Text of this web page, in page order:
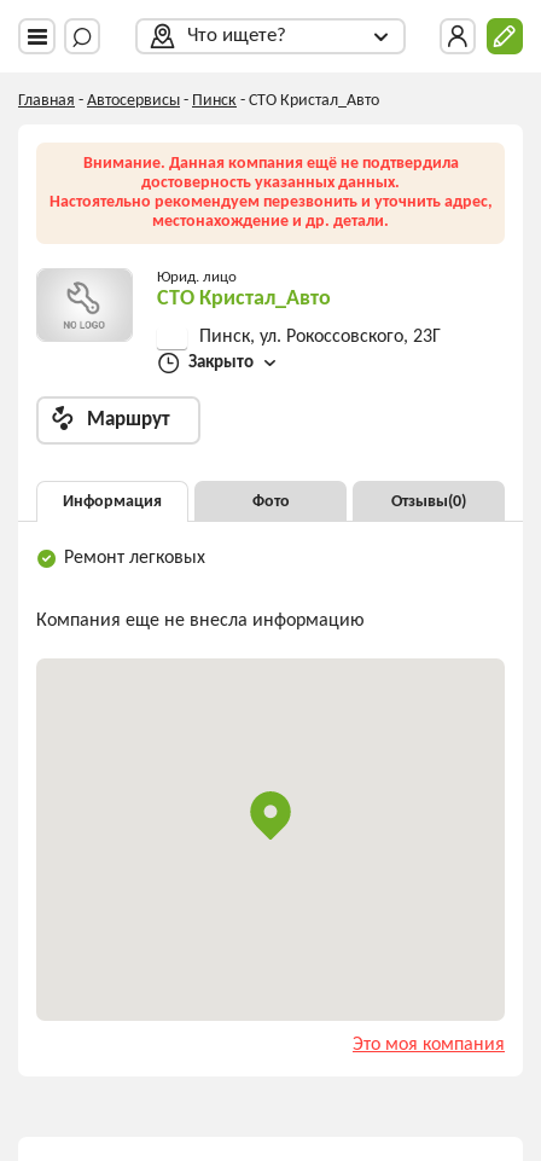
Что ищете?
Главная - Автосервисы - Пинск - СТО Кристал_Авто
Внимание. Данная компания ещё не подтвердила
достоверность указанных данных.
Настоятельно рекомендуем перезвонить и уточнить адрес,
местонахождение и др. детали.
Юрид. лицо
СТО Кристал_Авто
Пинск, ул. Рокоссовского, 23Г
Закрыто
Маршрут
Информация Фото Отзывы(0)
Ремонт легковых
Компания еще не внесла информацию
Это моя компания